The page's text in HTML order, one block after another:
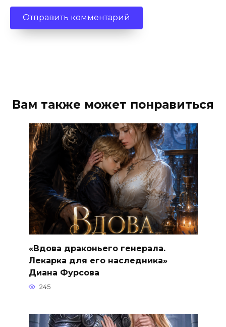
Вам также может понравиться
«Вдова драконьего генерала.
Лекарка для его наследника»
Диана Фурсова
245